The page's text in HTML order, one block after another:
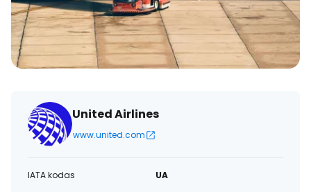
United Airlines
www.united.com
IATA kodas
UA